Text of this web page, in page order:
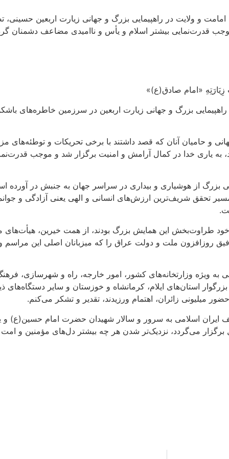
و ولایت در راهپیمایی بزرگ و جهانی زیارت اربعین
قدرت‌نمایی بیشتر اسلام و یأس و ناامیدی مضاعف دشمنان
«امام صادق(ع)»
بزرگ و جهانی زیارت اربعین در سرزمین خاطره‌های
و حامیان آنان که قصد داشتند با برخی تحریکات و توطئه‌های
یاری خدا در کمال آرامش و امنیت برگزار شد و موجب
بزرگ از هوشیاری و بیداری در سراسر جهان به جنبش در
تحقق شریف‌ترین ارزش‌های انسانی و الهی یعنی آزادگی و
خود طراوت‌بخش این همایش بزرگ بودند، از همت خیرین،
روزافزون ملت و دولت عراق را که میزبانان اصلی این مراسم
به ویژه وزارتخانه‌های کشور، امور خارجه، راه و شهرسازی،
استان‌های ایلام، کرمانشاه و خوزستان و سایر دستگاه‌های
میلیونی زائران، اهتمام ورزیدند، تقدیر و تشکر می‌کنم.
ایران اسلامی به سرور و سالار شهیدان حضرت امام حسین(ع) و
می‌گردد، نزدیک‌تر شدن هر چه بیشتر دل‌های مؤمنین و